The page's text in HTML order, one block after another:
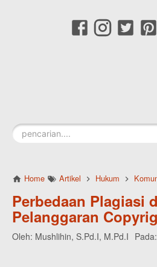
Home Artikel Hukum
Perbedaan Plagiasi
Pelanggaran
Oleh: Mushlihin, S.Pd.I, M.Pd.I Pada: